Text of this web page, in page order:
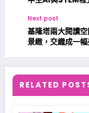
Next post
基隆塔兩大閱讀
景緻，交織成一幅
RELATED